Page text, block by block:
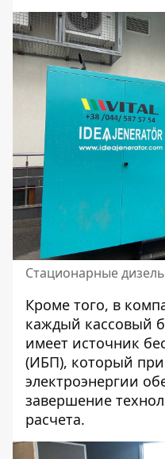
Стационарные
Кроме того, в
каждый кассовый
имеет источник
(ИБП), который
электроэнергии
завершение
расчета.